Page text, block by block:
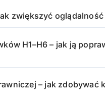
zwiększyć
H1–H6 – jak ją
– jak zdobywać